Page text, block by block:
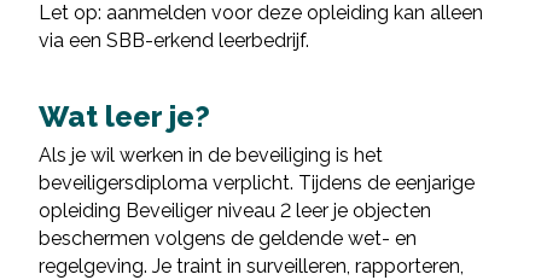
Let op: aanmelden voor deze opleiding kan alleen
via een SBB-erkend leerbedrijf.
Wat leer je?
Als je wil werken in de beveiliging is het
beveiligersdiploma verplicht. Tijdens de eenjarige
opleiding Beveiliger niveau 2 leer je objecten
beschermen volgens de geldende wet- en
regelgeving. Je traint in surveilleren, rapporteren,